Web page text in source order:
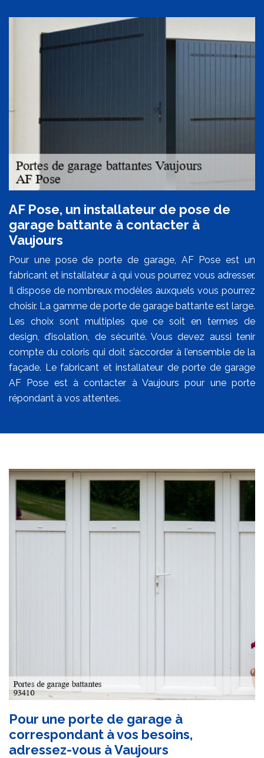
AF Pose, un installateur de pose de
garage battante à contacter à
Vaujours
Pour une pose de porte de garage, AF Pose est un
fabricant et installateur à qui vous pourrez vous adresser.
Il dispose de nombreux modèles auxquels vous pourrez
choisir. La gamme de porte de garage battante est large.
Les choix sont multiples que ce soit en termes de
design, d’isolation, de sécurité. Vous devez aussi tenir
compte du coloris qui doit s’accorder à l’ensemble de la
façade. Le fabricant et installateur de porte de garage
AF Pose est à contacter à Vaujours pour une porte
répondant à vos attentes.
Pour une porte de garage à
correspondant à vos besoins,
adressez-vous à Vaujours